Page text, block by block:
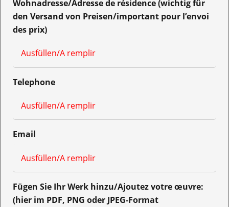
Wohnadresse/Adresse de résidence (wichtig für
den Versand von Preisen/important pour l’envoi
des prix)
Telephone
Email
Fügen Sie Ihr Werk hinzu/Ajoutez votre œuvre:
(hier im PDF, PNG oder JPEG-Format